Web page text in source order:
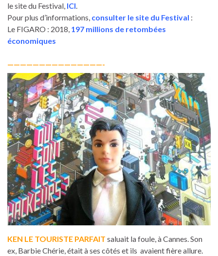
le site du Festival, ICI
Pour plus d’informations, consulter le site du Festival :
Le FIGARO : 2018, 197 millions de retombées
économiques
———————————————-
KEN LE TOURISTE PARFAIT saluait la foule, à Cannes. Son
ex, Barbie Chérie, était à ses côtés et ils avaient fière allure.